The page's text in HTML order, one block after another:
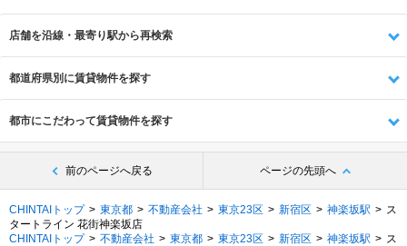
店舗を沿線・最寄り駅から再検索
都道府県別に賃貸物件を探す
都市にこだわって賃貸物件を探す
前のページへ戻る ページの先頭へ
CHINTAIトップ 東京都 不動産会社 東京23区 新宿区 神楽坂駅
ス
タートライン 花街神楽坂店
CHINTAIトップ
不動産会社 東京都 東京23区 新宿区 神楽坂駅 ス